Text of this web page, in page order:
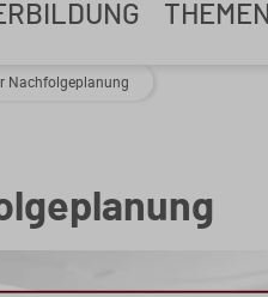
THEMEN
Nachfolgeplanung